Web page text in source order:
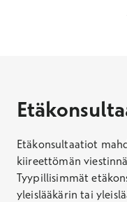
Etäkonsultaatiot
kiireettömän
Tyypillisimmät
yleislääkärin tai